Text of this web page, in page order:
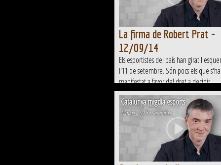
La firma de Robert Prat -
12/09/14
Els esportistes del país han girat
l'11 de setembre. Són pocs els que
manifestat a favor del dret a decidir
Catalunya migdia esports
Dimarts, 09 de Setembre